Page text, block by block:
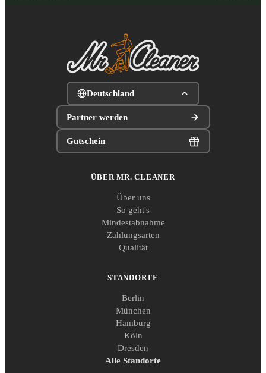
Deutschland
Partner werden
Gutschein
ÜBER MR. CLEANER
Über uns
So geht's
Mindestabnahme
Zahlungsarten
Qualität
STANDORTE
Berlin
München
Hamburg
Köln
Dresden
Alle Standorte